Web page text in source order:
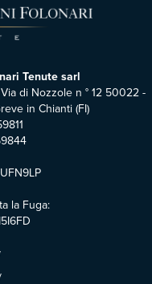
Tenute sarl
di Nozzole n ° 12 50022 -
in Chianti (FI)
la Fuga: